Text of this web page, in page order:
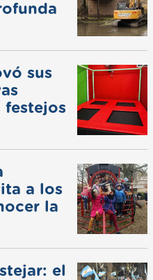
sus
festejos
a los
la
el